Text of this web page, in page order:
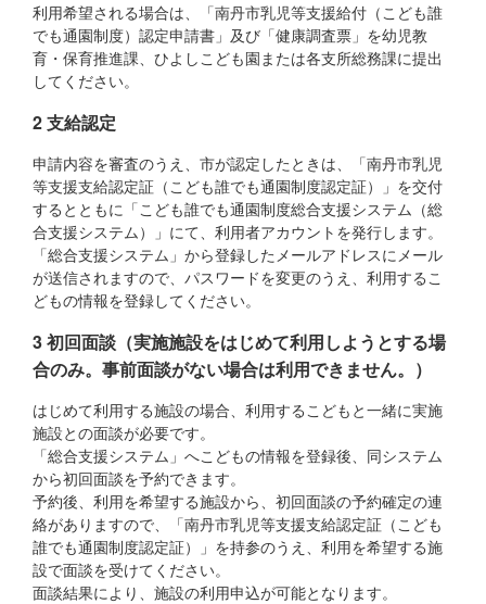
利用希望される場合は、「南丹市乳児等支援給付（こども誰
でも通園制度）認定申請書」及び「健康調査票」を幼児教
育・保育推進課、ひよしこども園または各支所総務課に提出
してください。
2 支給認定
申請内容を審査のうえ、市が認定したときは、「南丹市乳児
等支援支給認定証（こども誰でも通園制度認定証）」を交付
するとともに「こども誰でも通園制度総合支援システム（総
合支援システム）」にて、利用者アカウントを発行します。
「総合支援システム」から登録したメールアドレスにメール
が送信されますので、パスワードを変更のうえ、利用するこ
どもの情報を登録してください。
3 初回面談（実施施設をはじめて利用しようとする場
合のみ。事前面談がない場合は利用できません。）
はじめて利用する施設の場合、利用するこどもと一緒に実施
施設との面談が必要です。
「総合支援システム」へこどもの情報を登録後、同システム
から初回面談を予約できます。
予約後、利用を希望する施設から、初回面談の予約確定の連
絡がありますので、「南丹市乳児等支援支給認定証（こども
誰でも通園制度認定証）」を持参のうえ、利用を希望する施
設で面談を受けてください。
面談結果により、施設の利用申込が可能となります。